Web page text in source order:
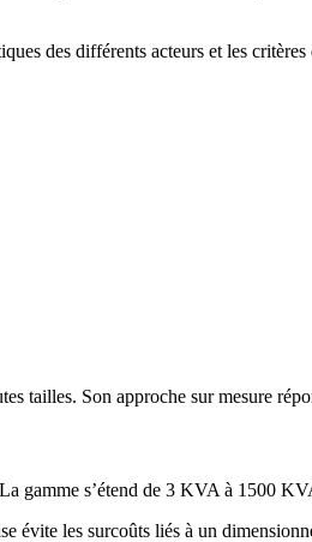
des différents acteurs et les
tailles. Son approche sur mesure
gamme s’étend de 3 KVA à 1500
évite les surcoûts liés à un